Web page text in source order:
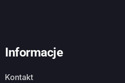
Informacje
Kontakt